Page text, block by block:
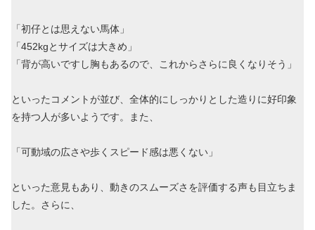
「初仔とは思えない馬体」
「452kgとサイズは大きめ」
「背が高いですし胸もあるので、これからさらに良くなりそう」
といったコメントが並び、全体的にしっかりとした造りに好印象
を持つ人が多いようです。また、
「可動域の広さや歩くスピード感は悪くない」
といった意見もあり、動きのスムーズさを評価する声も目立ちま
した。さらに、